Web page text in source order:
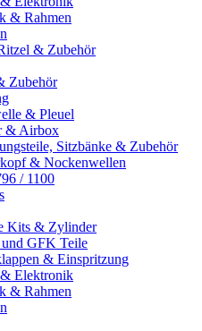
& Rahmen
& Zubehör
Zubehör
& Pleuel
& Airbox
Sitzbänke & Zubehör
& Nockenwellen
/ 1100
Kits & Zylinder
GFK Teile
& Einspritzung
Elektronik
& Rahmen